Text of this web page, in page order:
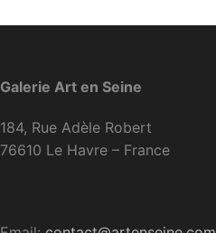
Galerie Art en Seine
184, Rue Adèle Robert
76610 Le Havre – France